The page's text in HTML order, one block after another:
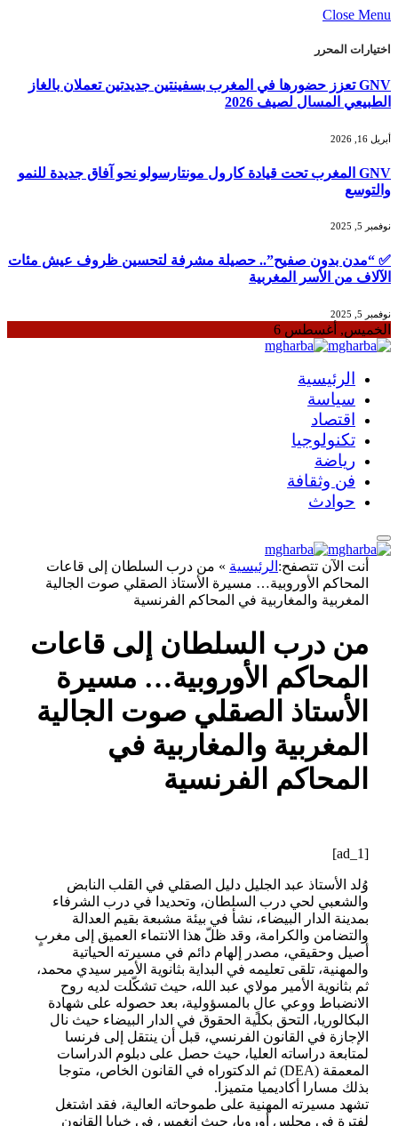
Close Menu
اختيارات المحرر
GNV تعزز حضورها في المغرب بسفينتين جديدتين تعملان بالغاز
الطبيعي المسال لصيف 2026
أبريل 16, 2026
GNV المغرب تحت قيادة كارول مونتارسولو نحو آفاق جديدة للنمو
والتوسع
نوفمبر 5, 2025
✅ “مدن بدون صفيح”.. حصيلة مشرفة لتحسين ظروف عيش مئات
الآلاف من الأسر المغربية
نوفمبر 5, 2025
الخميس, أغسطس 6
الرئيسية
سياسة
اقتصاد
تكنولوجيا
رياضة
فن وثقافة
حوادث
أنت الآن تتصفح: الرئيسية » من درب السلطان إلى قاعات
المحاكم الأوروبية… مسيرة الأستاذ الصقلي صوت الجالية
المغربية والمغاربية في المحاكم الفرنسية
من درب السلطان إلى قاعات
المحاكم الأوروبية… مسيرة
الأستاذ الصقلي صوت الجالية
المغربية والمغاربية في
المحاكم الفرنسية
[ad_1]
وُلد الأستاذ عبد الجليل دليل الصقلي في القلب النابض
والشعبي لحي درب السلطان، وتحديدا في درب الشرفاء
بمدينة الدار البيضاء، نشأ في بيئة مشبعة بقيم العدالة
والتضامن والكرامة، وقد ظلّ هذا الانتماء العميق إلى مغربٍ
أصيل وحقيقي، مصدر إلهام دائم في مسيرته الحياتية
والمهنية، تلقى تعليمه في البداية بثانوية الأمير سيدي محمد،
ثم بثانوية الأمير مولاي عبد الله، حيث تشكّلت لديه روح
الانضباط ووعي عالٍ بالمسؤولية، بعد حصوله على شهادة
البكالوريا، التحق بكلية الحقوق في الدار البيضاء حيث نال
الإجازة في القانون الفرنسي، قبل أن ينتقل إلى فرنسا
لمتابعة دراساته العليا، حيث حصل على دبلوم الدراسات
المعمقة (DEA) ثم الدكتوراه في القانون الخاص، متوجا
بذلك مسارا أكاديميا متميزا.
تشهد مسيرته المهنية على طموحاته العالية، فقد اشتغل
لفترة في مجلس أوروبا، حيث انغمس في خبايا القانون